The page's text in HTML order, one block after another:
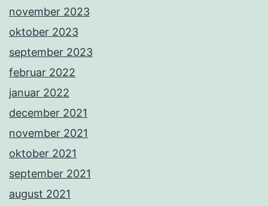
november 2023
oktober 2023
september 2023
februar 2022
januar 2022
december 2021
november 2021
oktober 2021
september 2021
august 2021